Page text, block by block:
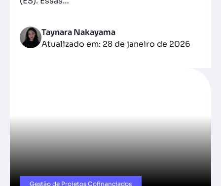
Taynara Nakayama
Atualizado em: 28 de janeiro de 2026
Gestão de Projetos Cofinanciados